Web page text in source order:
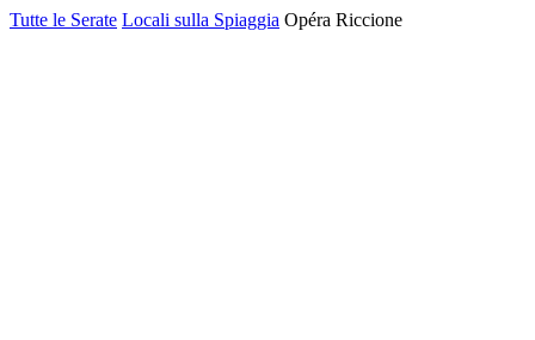
Tutte le Serate Locali sulla Spiaggia Opéra Riccione